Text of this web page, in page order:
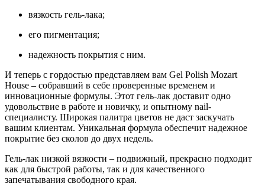
вязкость гель-лака;
его пигментация;
надежность покрытия с ним.
И теперь с гордостью представляем вам Gel Polish Mozart
House – собравший в себе проверенные временем и
инновационные формулы. Этот гель-лак доставит одно
удовольствие в работе и новичку, и опытному nail-
специалисту. Широкая палитра цветов не даст заскучать
вашим клиентам. Уникальная формула обеспечит надежное
покрытие без сколов до двух недель.
Гель-лак низкой вязкости – подвижный, прекрасно подходит
как для быстрой работы, так и для качественного
запечатывания свободного края.